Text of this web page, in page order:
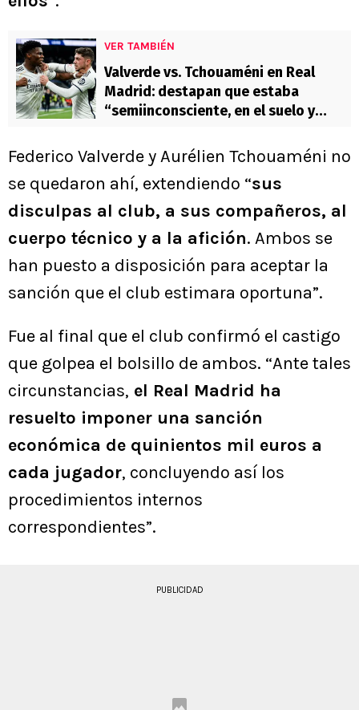
VER TAMBIÉN
Valverde vs. Tchouaméni en Real
Madrid: destapan que estaba
“semiinconsciente, en el suelo y
Federico Valverde y Aurélien Tchouaméni no
se quedaron ahí, extendiendo “sus
disculpas al club, a sus compañeros, al
cuerpo técnico y a la afición. Ambos se
han puesto a disposición para aceptar la
sanción que el club estimara oportuna”.
Fue al final que el club confirmó el castigo
que golpea el bolsillo de ambos. “Ante tales
circunstancias, el Real Madrid ha
resuelto imponer una sanción
económica de quinientos mil euros a
cada jugador, concluyendo así los
procedimientos internos
correspondientes”.
PUBLICIDAD